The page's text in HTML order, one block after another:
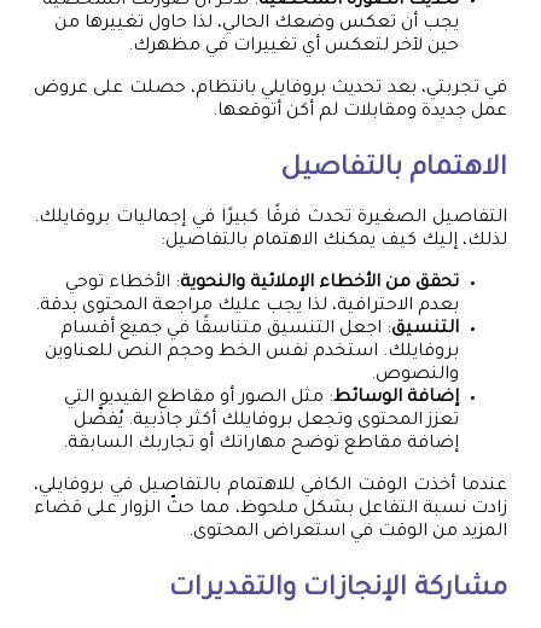
يجب أن تعكس وضعك الحالي، لذا حاول تغييرها من
حين لآخر لتعكس أي تغييرات في مظهرك.
في تجربتي، بعد تحديث بروفايلي بانتظام، حصلت على عروض
عمل جديدة ومقابلات لم أكن أتوقعها.
الاهتمام بالتفاصيل
التفاصيل الصغيرة تحدث فرقًا كبيرًا في إجماليات بروفايلك.
لذلك، إليك كيف يمكنك الاهتمام بالتفاصيل:
تحقق من الأخطاء الإملائية والنحوية: الأخطاء توحي
بعدم الاحترافية، لذا يجب عليك مراجعة المحتوى بدقة.
التنسيق: اجعل التنسيق متناسقًا في جميع أقسام
بروفايلك. استخدم نفس الخط وحجم النص للعناوين
والنصوص.
إضافة الوسائط: مثل الصور أو مقاطع الفيديو التي
تعزز المحتوى وتجعل بروفايلك أكثر جاذبية. يُفضَّل
إضافة مقاطع توضح مهاراتك أو تجاربك السابقة.
عندما أخذت الوقت الكافي للاهتمام بالتفاصيل في بروفايلي،
زادت نسبة التفاعل بشكل ملحوظ، مما حثّ الزوار على قضاء
المزيد من الوقت في استعراض المحتوى.
مشاركة الإنجازات والتقديرات